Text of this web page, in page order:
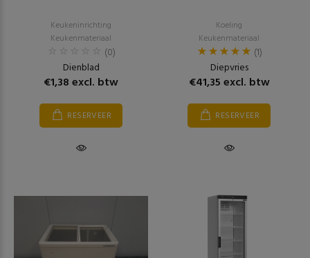
Keukeninrichting
Keukenmateriaal
(0)
Dienblad
€1,38 excl. btw
RESERVEER
Koeling
Keukenmateriaal
(1)
Diepvries
€41,35 excl. btw
RESERVEER